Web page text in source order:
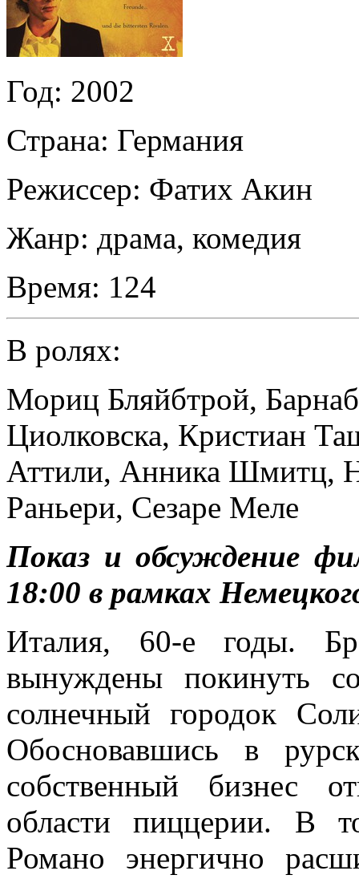
Год: 2002
Страна: Германия
Режиссер: Фатих Акин
Жанр: драма, комедия
Время: 124
В ролях:
Мориц Бляйбтрой,
Циолковска, Кристиан
Аттили, Анника Шмитц,
Раньери, Сезаре Меле
Показ и обсуждение
18:00 в рамках
Италия, 60-е годы.
вынуждены покинуть
солнечный городок
Обосновавшись в
собственный бизнес
области пиццерии. В
Романо энергично